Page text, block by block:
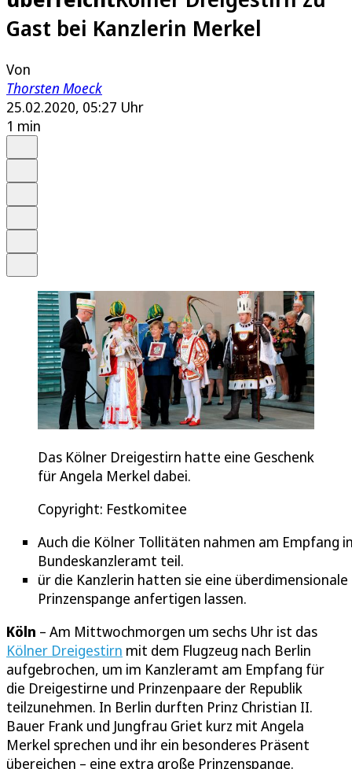
Gast bei Kanzlerin Merkel
Von
Thorsten Moeck
25.02.2020, 05:27 Uhr
1 min
Das Kölner Dreigestirn hatte eine Geschenk
für Angela Merkel dabei.
Copyright: Festkomitee
Auch die Kölner Tollitäten nahmen am Empfang
Bundeskanzleramt teil.
ür die Kanzlerin hatten sie eine überdimensionale
Prinzenspange anfertigen lassen.
Köln – Am Mittwochmorgen um sechs Uhr ist das
Kölner Dreigestirn mit dem Flugzeug nach Berlin
aufgebrochen, um im Kanzleramt am Empfang für
die Dreigestirne und Prinzenpaare der Republik
teilzunehmen. In Berlin durften Prinz Christian II.
Bauer Frank und Jungfrau Griet kurz mit Angela
Merkel sprechen und ihr ein besonderes Präsent
übereichen – eine extra große Prinzenspange.